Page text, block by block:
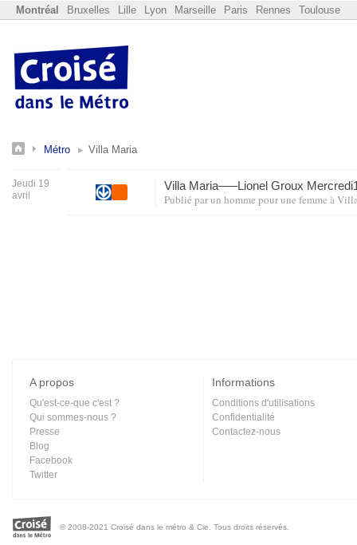
Montréal Bruxelles Lille Lyon Marseille Paris Rennes Toulouse
Métro Villa Maria
Jeudi 19
avril
Villa Maria–––Lionel Groux
Publié parun homme pour une femme à
A propos
Qu'est-ce-que c'est ?
Qui sommes-nous ?
Presse
Blog
Facebook
Twitter
Informations
Conditions d'utilisations
Confidentialité
Contactez-nous
© 2008-2021 Croisé dans le métro & Cie. Tous droits réservés.